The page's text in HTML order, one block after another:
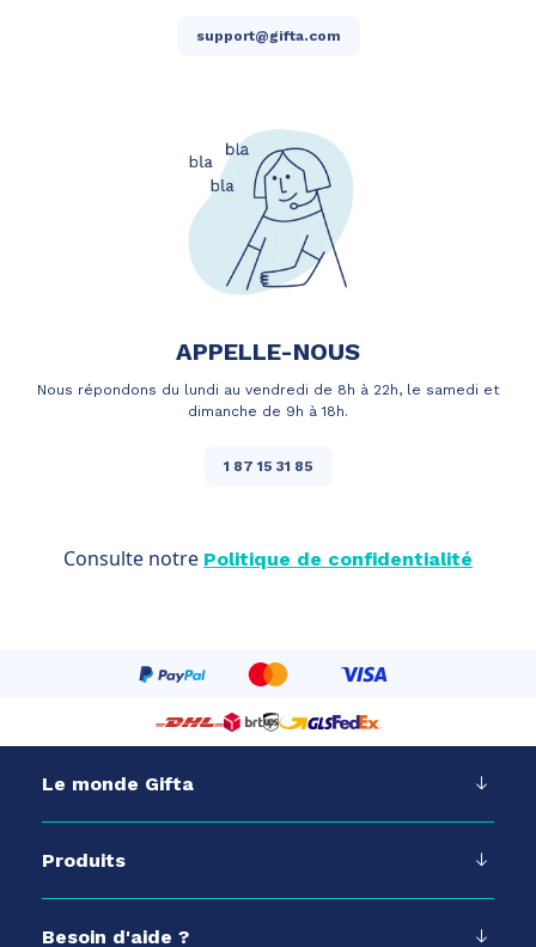
support@gifta.com
APPELLE-NOUS
Nous répondons du lundi au vendredi de 8h à 22h, le samedi et
dimanche de 9h à 18h.
1 87 15 31 85
Consulte notre Politique de confidentialité
Le monde Gifta
Produits
Besoin d'aide ?